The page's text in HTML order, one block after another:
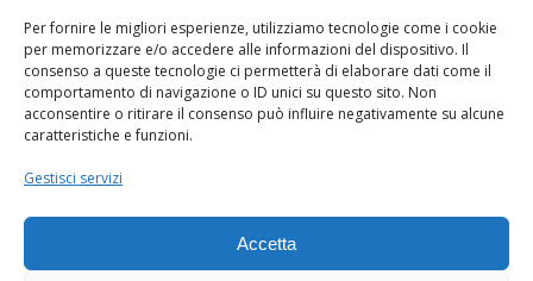
Per fornire le migliori esperienze, utilizziamo tecnologie come i cookie
per memorizzare e/o accedere alle informazioni del dispositivo. Il
consenso a queste tecnologie ci permetterà di elaborare dati come il
comportamento di navigazione o ID unici su questo sito. Non
acconsentire o ritirare il consenso può influire negativamente su alcune
caratteristiche e funzioni.
Gestisci servizi
Accetta
ramatogelsuGruppo di autoconsumatori di energia
rinnovabile che agiscono collettivamente, fiscalità ed
incentivi: una breve analisi
consorzio per la produzione di energia elettrica